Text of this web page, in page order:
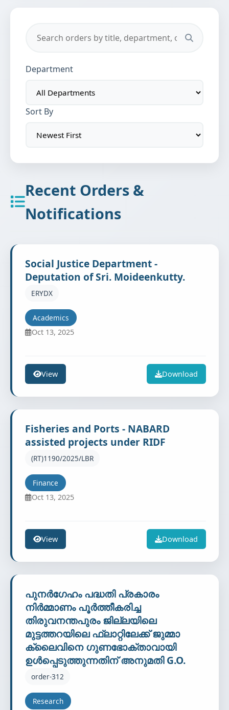
Department
Sort By
Recent Orders &
Notifications
Social Justice Department -
Deputation of Sri. Moideenkutty.
ERYDX
Academics
Oct 13, 2025
View Download
Fisheries and Ports - NABARD
assisted projects under RIDF
(RT)1190/2025/LBR
Finance
Oct 13, 2025
View Download
പുനർഗേഹം പദ്ധതി പ്രകാരം
നിർമ്മാണം പൂർത്തീകരിച്ച
തിരുവനന്തപുരം ജില്ലയിലെ
മുട്ടത്തറയിലെ ഫ്ലാറ്റിലേക്ക് ജുമ്മാ
ക്ലൈവിനെ ഗുണഭോക്താവായി
ഉള്‍പ്പെടുത്തുന്നതിന് അനുമതി G.O.
order-312
Research